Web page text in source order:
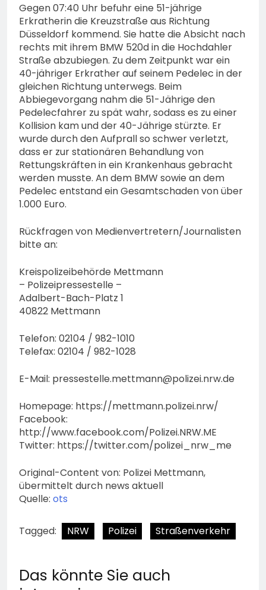
Gegen 07:40 Uhr befuhr eine 51-jährige
Erkratherin die Kreuzstraße aus Richtung
Düsseldorf kommend. Sie hatte die Absicht nach
rechts mit ihrem BMW 520d in die Hochdahler
Straße abzubiegen. Zu dem Zeitpunkt war ein
40-jähriger Erkrather auf seinem Pedelec in der
gleichen Richtung unterwegs. Beim
Abbiegevorgang nahm die 51-Jährige den
Pedelecfahrer zu spät wahr, sodass es zu einer
Kollision kam und der 40-Jährige stürzte. Er
wurde durch den Aufprall so schwer verletzt,
dass er zur stationären Behandlung von
Rettungskräften in ein Krankenhaus gebracht
werden musste. An dem BMW sowie an dem
Pedelec entstand ein Gesamtschaden von über
1.000 Euro.
Rückfragen von Medienvertretern/Journalisten
bitte an:
Kreispolizeibehörde Mettmann
– Polizeipressestelle –
Adalbert-Bach-Platz 1
40822 Mettmann
Telefon: 02104 / 982-1010
Telefax: 02104 / 982-1028
E-Mail: pressestelle.mettmann@polizei.nrw.de
Homepage: https://mettmann.polizei.nrw/
Facebook:
http://www.facebook.com/Polizei.NRW.ME
Twitter: https://twitter.com/polizei_nrw_me
Original-Content von: Polizei Mettmann,
übermittelt durch news aktuell
Quelle: ots
Tagged: NRW Polizei Straßenverkehr
Das könnte Sie auch